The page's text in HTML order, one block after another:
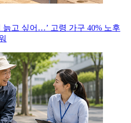
늙고 싶어…’ 고령 가구 40% 노후